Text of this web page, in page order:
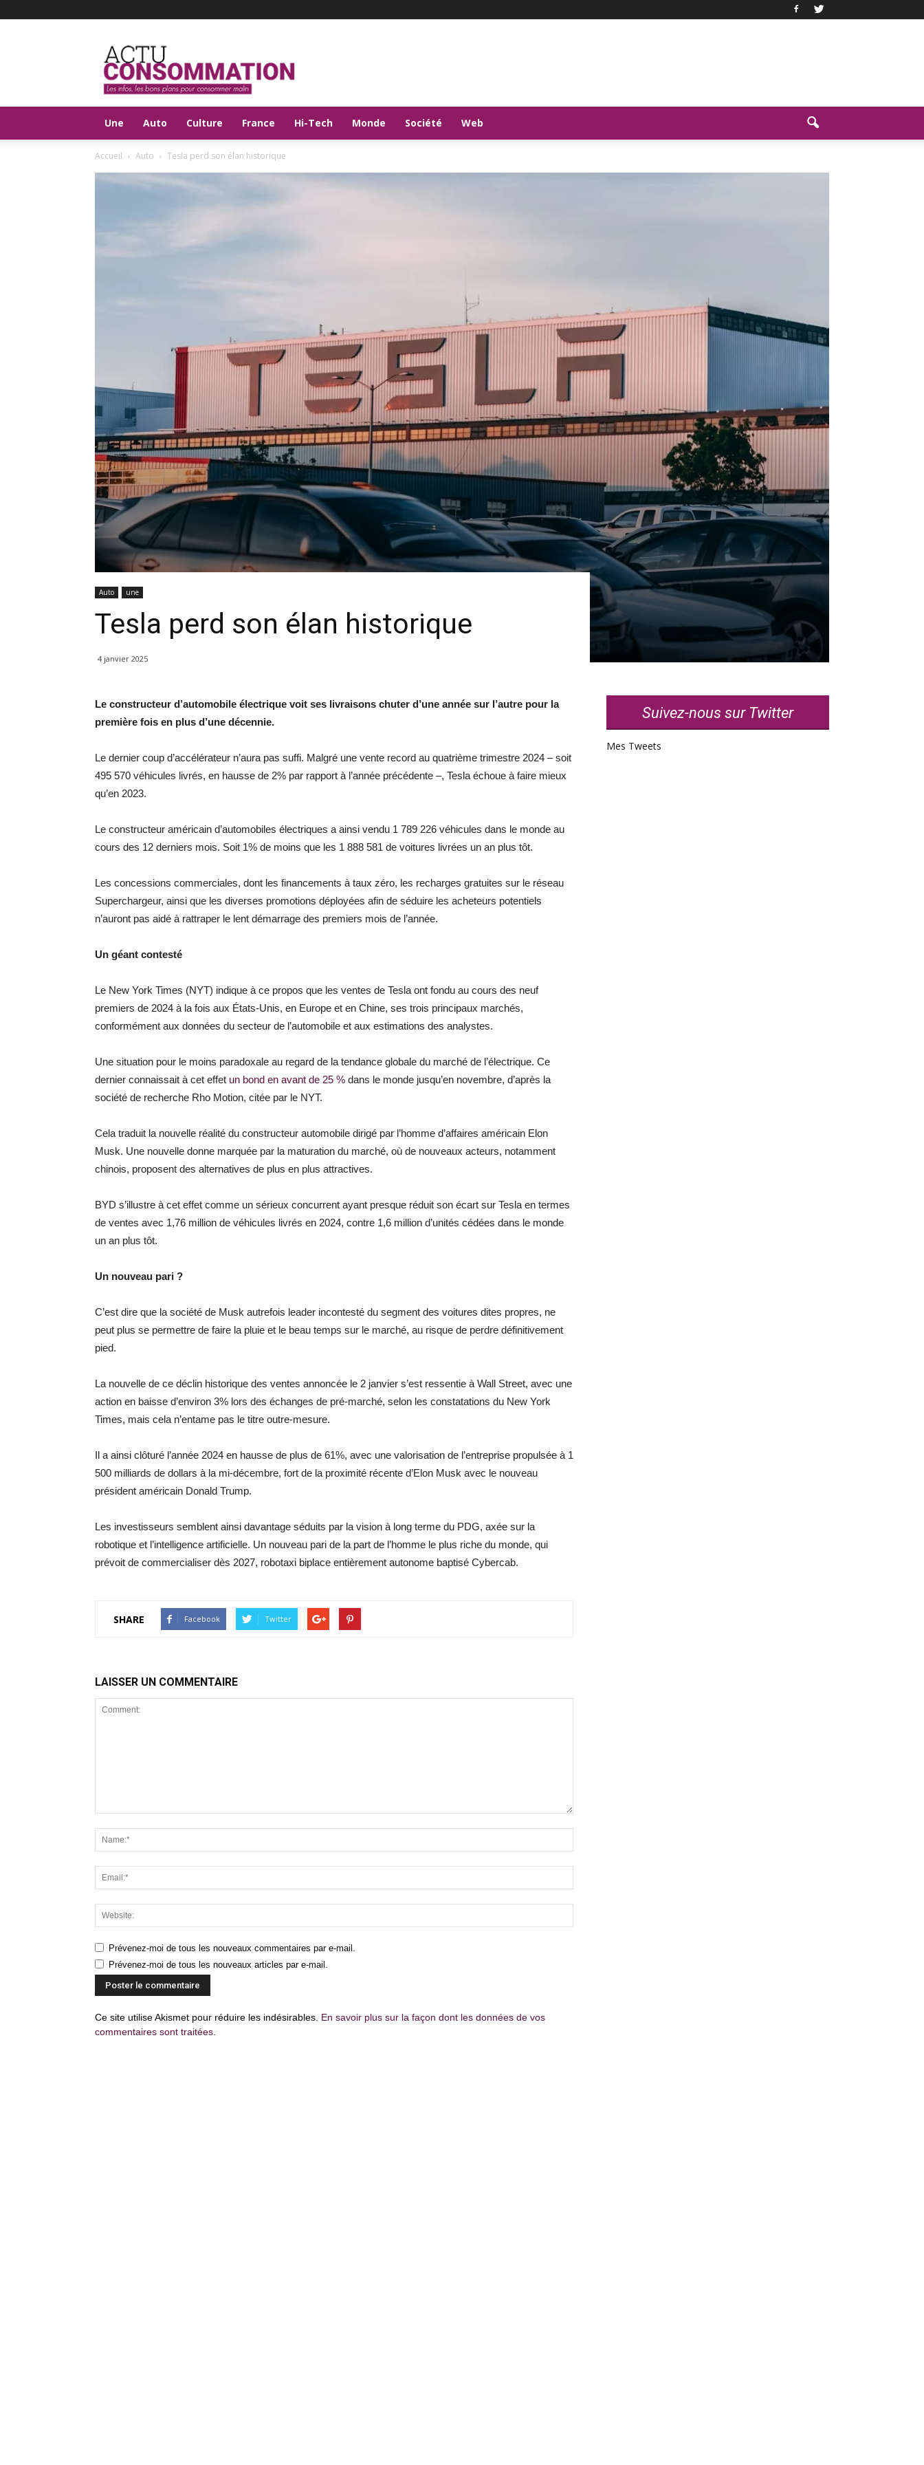
Actu
Consommation
Une Auto Culture France Hi-Tech Monde Société Web
Accueil Auto Tesla perd son élan historique
Auto une
Tesla perd son élan historique
4 janvier 2025
Le constructeur d’automobile électrique voit ses livraisons chuter d’une année sur l’autre pour la
première fois en plus d’une décennie.
Le dernier coup d’accélérateur n’aura pas suffi. Malgré une vente record au quatrième trimestre 2024 – soit
495 570 véhicules livrés, en hausse de 2% par rapport à l’année précédente –, Tesla échoue à faire mieux
qu’en 2023.
Le constructeur américain d’automobiles électriques a ainsi vendu 1 789 226 véhicules dans le monde au
cours des 12 derniers mois. Soit 1% de moins que les 1 888 581 de voitures livrées un an plus tôt.
Les concessions commerciales, dont les financements à taux zéro, les recharges gratuites sur le réseau
Superchargeur, ainsi que les diverses promotions déployées afin de séduire les acheteurs potentiels
n’auront pas aidé à rattraper le lent démarrage des premiers mois de l’année.
Un géant contesté
Le New York Times (NYT) indique à ce propos que les ventes de Tesla ont fondu au cours des neuf
premiers de 2024 à la fois aux États-Unis, en Europe et en Chine, ses trois principaux marchés,
conformément aux données du secteur de l’automobile et aux estimations des analystes.
Une situation pour le moins paradoxale au regard de la tendance globale du marché de l’électrique. Ce
dernier connaissait à cet effet un bond en avant de 25 % dans le monde jusqu’en novembre, d’après la
société de recherche Rho Motion, citée par le NYT.
Cela traduit la nouvelle réalité du constructeur automobile dirigé par l’homme d’affaires américain Elon
Musk. Une nouvelle donne marquée par la maturation du marché, où de nouveaux acteurs, notamment
chinois, proposent des alternatives de plus en plus attractives.
BYD s’illustre à cet effet comme un sérieux concurrent ayant presque réduit son écart sur Tesla en termes
de ventes avec 1,76 million de véhicules livrés en 2024, contre 1,6 million d’unités cédées dans le monde
un an plus tôt.
Un nouveau pari ?
C’est dire que la société de Musk autrefois leader incontesté du segment des voitures dites propres, ne
peut plus se permettre de faire la pluie et le beau temps sur le marché, au risque de perdre définitivement
pied.
La nouvelle de ce déclin historique des ventes annoncée le 2 janvier s’est ressentie à Wall Street, avec une
action en baisse d’environ 3% lors des échanges de pré-marché, selon les constatations du New York
Times, mais cela n’entame pas le titre outre-mesure.
Il a ainsi clôturé l’année 2024 en hausse de plus de 61%, avec une valorisation de l’entreprise propulsée à 1
500 milliards de dollars à la mi-décembre, fort de la proximité récente d’Elon Musk avec le nouveau
président américain Donald Trump.
Les investisseurs semblent ainsi davantage séduits par la vision à long terme du PDG, axée sur la
robotique et l’intelligence artificielle. Un nouveau pari de la part de l’homme le plus riche du monde, qui
prévoit de commercialiser dès 2027, robotaxi biplace entièrement autonome baptisé Cybercab.
SHARE Facebook Twitter
LAISSER UN COMMENTAIRE
Prévenez-moi de tous les nouveaux commentaires par e-mail.
Prévenez-moi de tous les nouveaux articles par e-mail.
Ce site utilise Akismet pour réduire les indésirables. En savoir plus sur la façon dont les données de vos
commentaires sont traitées
Suivez-nous sur Twitter
Mes Tweets